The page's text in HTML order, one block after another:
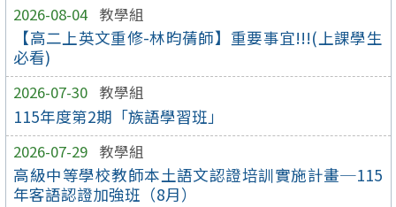
2026-08-04 教學組
【高二上英文重修-林昀蒨師】重要事宜!!!(上課學生
必看)
2026-07-30 教學組
115年度第2期「族語學習班」
2026-07-29 教學組
高級中等學校教師本土語文認證培訓實施計畫─115
年客語認證加強班（8月）